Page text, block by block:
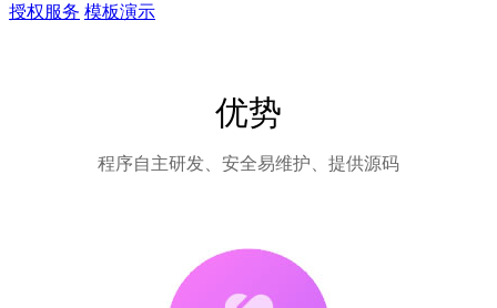
授权服务 模板演示
优势
程序自主研发、安全易维护、提供源码